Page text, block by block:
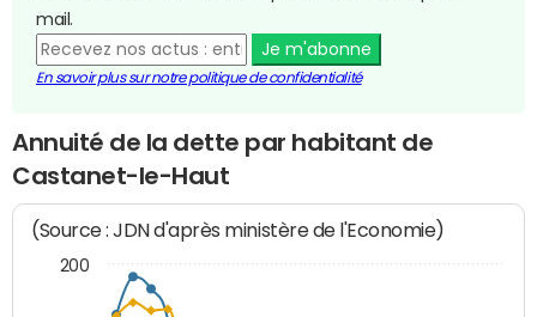
mail.
Je m'abonne
En savoir plus sur notre politique de confidentialité
Annuité de la dette par habitant de
Castanet-le-Haut
(Source : JDN d'après ministère de l'Economie)
200